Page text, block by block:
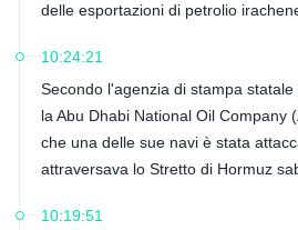
delle esportazioni di petrolio
10:24:21
Secondo l'agenzia di stampa statale
la Abu Dhabi National Oil Company
che una delle sue navi è stata
attraversava lo Stretto di Hormuz
10:19:51